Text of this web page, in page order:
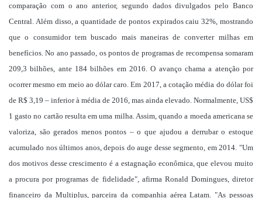
comparação com o ano anterior, segundo dados divulgados pelo Banco
Central. Além disso, a quantidade de pontos expirados caiu 32%, mostrando
que o consumidor tem buscado mais maneiras de converter milhas em
benefícios. No ano passado, os pontos de programas de recompensa somaram
209,3 bilhões, ante 184 bilhões em 2016. O avanço chama a atenção por
ocorrer mesmo em meio ao dólar caro. Em 2017, a cotação média do dólar foi
de R$ 3,19 – inferior à média de 2016, mas ainda elevado. Normalmente, US$
1 gasto no cartão resulta em uma milha. Assim, quando a moeda americana se
valoriza, são gerados menos pontos – o que ajudou a derrubar o estoque
acumulado nos últimos anos, depois do auge desse segmento, em 2014. "Um
dos motivos desse crescimento é a estagnação econômica, que elevou muito
a procura por programas de fidelidade", afirma Ronald Domingues, diretor
financeiro da Multiplus, parceira da companhia aérea Latam. "As pessoas